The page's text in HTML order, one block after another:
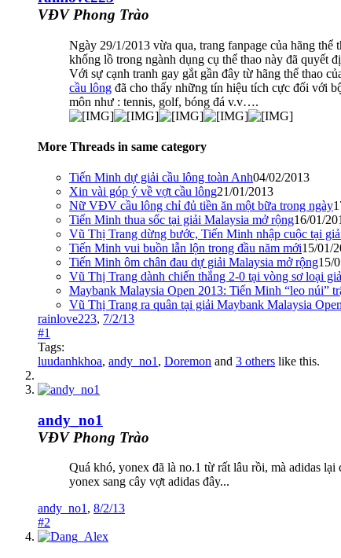
VĐV Phong Trào
Ngày 29/1/2013 vừa qua, trang fanpage của hãng
khổng lồ trong ngành dụng cụ thể thao này đã quyết
Với sự cạnh tranh gay gắt gần đây từ hãng thể thao
cầu lông đã cho thấy những tín hiệu tích cực đối với
môn như : tennis, golf, bóng đá v.v….
More Threads in same category
Tiến Minh dự giải cầu lông toàn Anh04/02/2013
Xin vài góp ý về vợt cầu lông21/01/2013
Nữ VĐV cầu lông chỉ đủ tiền ăn một bữa trong ngày
Tiến Minh thua sốc tại giải Malaysia mở rộng16/01/
Vũ Thị Trang dừng bước, Tiến Minh nhập cuộc tại
Tiến Minh vui buồn lẫn lộn trong đầu năm mới15/01/
Tiến Minh ôm chân đau dự giải Malaysia mở rộng15/
Vũ Thị Trang dành chiến thắng 2-0 tại vòng sơ loại
Maybank Malaysia Open 2013: Tiến Minh “leo núi”
Vũ Thị Trang ra quân tại giải Maybank Malaysia
rainlove223, 7/2/13
#1
Tags:
luudanhkhoa, andy_no1 , Doremon and 3 others like this.
andy_no1
VĐV Phong Trào
Quá khó, yonex đã là no.1 từ rất lâu rồi, mà adidas
yonex sang cây vợt adidas đây...
andy_no1, 8/2/13
#2